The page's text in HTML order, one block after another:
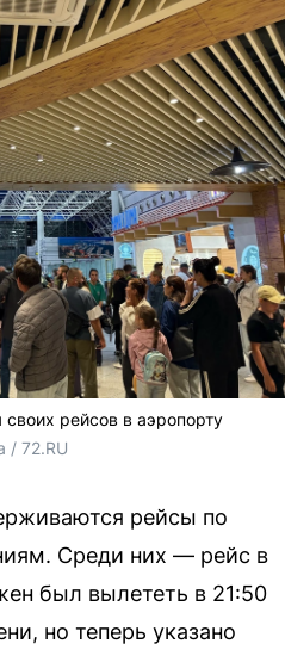
рейсов в аэропорту
/ 72.RU
рейсы по
Среди них — рейс в
был вылететь в 21:50
но теперь указано